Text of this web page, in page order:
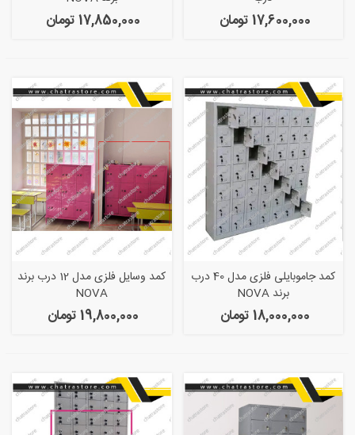
17,600,000 تومان 17,850,000 تومان
کمد جاموبایلی فلزی مدل 40 درب
برند NOVA
18,000,000 تومان
کمد وسایل فلزی مدل 12 درب برند
NOVA
19,800,000 تومان